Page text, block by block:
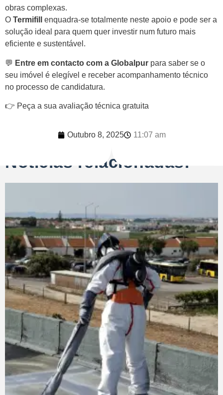
obras complexas.
O Termifill
enquadra-se totalmente neste apoio e pode ser a
solução ideal para quem quer investir num futuro mais
eficiente e sustentável.
💬 Entre em contacto com a Globalpur para saber se o
seu imóvel é elegível e receber acompanhamento técnico
no processo de candidatura.
👉 Peça a sua avaliação técnica gratuita
Outubro 8, 2025 11:07 am
Notícias relacionadas: